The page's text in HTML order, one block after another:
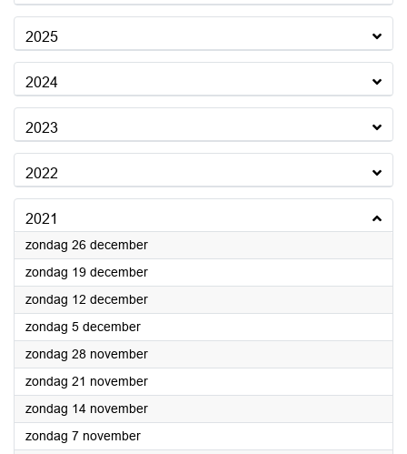
2025
2024
2023
2022
2021
zondag 26 december2021
zondag 19 december2021
zondag 12 december2021
zondag 5 december2021
zondag 28 november2021
zondag 21 november2021
zondag 14 november2021
zondag 7 november2021